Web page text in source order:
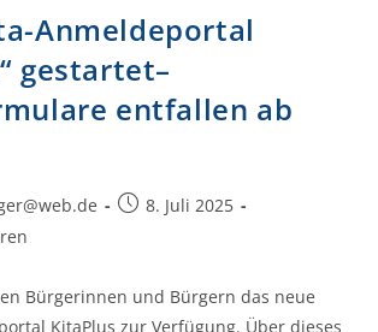
Anmeldeportal
gestartet–
entfallen ab
8. Juli 2025
Bürgerinnen und Bürgern das neue
KitaPlus zur Verfügung. Über dieses